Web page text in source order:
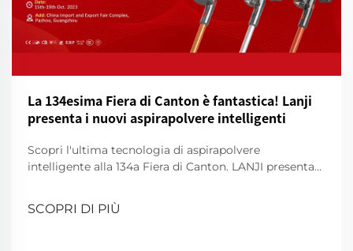
La 134esima Fiera di Canton è fantastica! Lanji
presenta i nuovi aspirapolvere intelligenti
Scopri l'ultima tecnologia di aspirapolvere
intelligente alla 134a Fiera di Canton. LANJI presenta
Vieni a farci una dimostrazione!
SCOPRI DI PIÙ